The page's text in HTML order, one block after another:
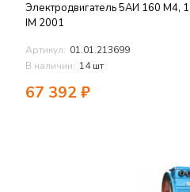
Электродвигатель 5АИ 160 M4,
IM 2001
Артикул: 01.01.213699
В наличии: 14 шт
67 392₽